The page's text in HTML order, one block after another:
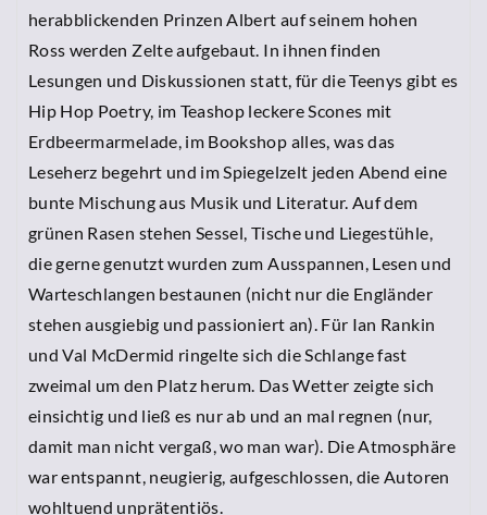
herabblickenden Prinzen Albert auf seinem hohen
Ross werden Zelte aufgebaut. In ihnen finden
Lesungen und Diskussionen statt, für die Teenys gibt es
Hip Hop Poetry, im Teashop leckere Scones mit
Erdbeermarmelade, im Bookshop alles, was das
Leseherz begehrt und im Spiegelzelt jeden Abend eine
bunte Mischung aus Musik und Literatur. Auf dem
grünen Rasen stehen Sessel, Tische und Liegestühle,
die gerne genutzt wurden zum Ausspannen, Lesen und
Warteschlangen bestaunen (nicht nur die Engländer
stehen ausgiebig und passioniert an). Für Ian Rankin
und Val McDermid ringelte sich die Schlange fast
zweimal um den Platz herum. Das Wetter zeigte sich
einsichtig und ließ es nur ab und an mal regnen (nur,
damit man nicht vergaß, wo man war). Die Atmosphäre
war entspannt, neugierig, aufgeschlossen, die Autoren
wohltuend unprätentiös.